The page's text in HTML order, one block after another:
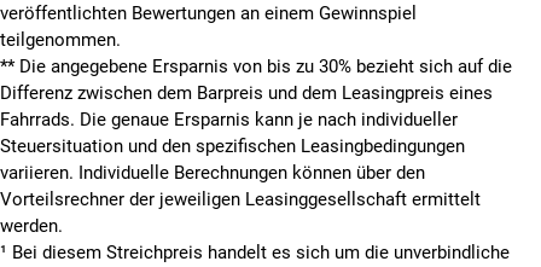
veröffentlichten Bewertungen an einem Gewinnspiel
teilgenommen.
** Die angegebene Ersparnis von bis zu 30% bezieht sich auf die
Differenz zwischen dem Barpreis und dem Leasingpreis eines
Fahrrads. Die genaue Ersparnis kann je nach individueller
Steuersituation und den spezifischen Leasingbedingungen
variieren. Individuelle Berechnungen können über den
Vorteilsrechner der jeweiligen Leasinggesellschaft ermittelt
werden.
¹ Bei diesem Streichpreis handelt es sich um die unverbindliche